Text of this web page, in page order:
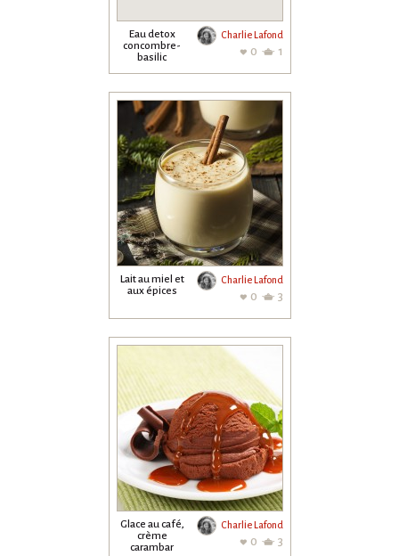
Eau detox
concombre-
basilic
Charlie Lafond
0 1
Lait au miel et
aux épices
Charlie Lafond
0 3
Glace au café,
crème
carambar
Charlie Lafond
0 3